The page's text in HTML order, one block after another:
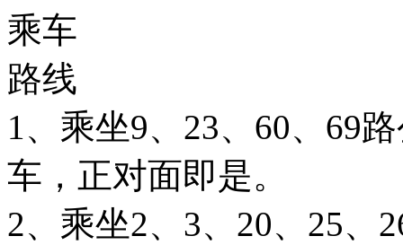
乘车
路线
1、乘坐9、23、60、69
车，正对面即是。
2、乘坐2、3、20、25、